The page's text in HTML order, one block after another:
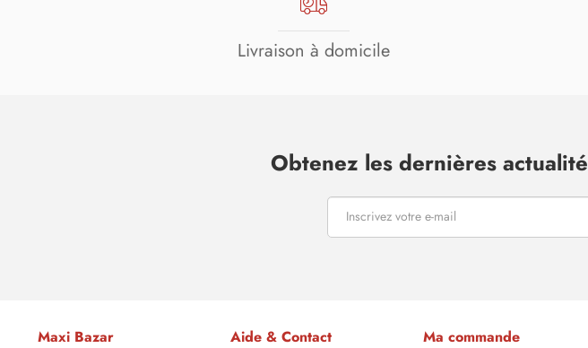
Livraison à domicile
Obtenez les dernières
Maxi Bazar Aide & Contact Ma commande